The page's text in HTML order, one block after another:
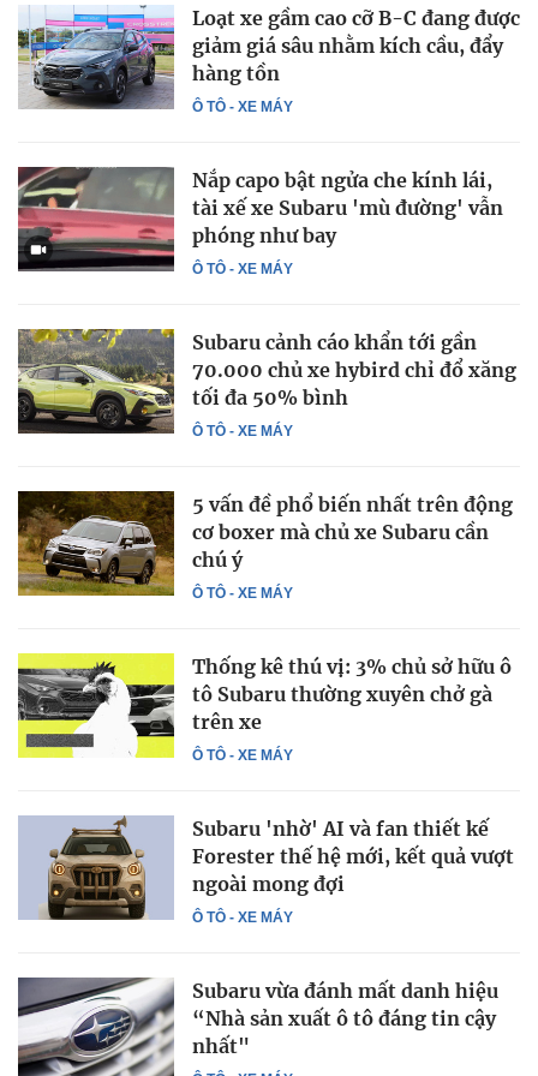
Ô TÔ - XE MÁY
Loạt xe gầm cao cỡ B-C đang được
giảm giá sâu nhằm kích cầu, đẩy
hàng tồn
Ô TÔ - XE MÁY
Nắp capo bật ngửa che kính lái,
tài xế xe Subaru 'mù đường' vẫn
phóng như bay
Ô TÔ - XE MÁY
Subaru cảnh cáo khẩn tới gần
70.000 chủ xe hybird chỉ đổ xăng
tối đa 50% bình
Ô TÔ - XE MÁY
5 vấn đề phổ biến nhất trên động
cơ boxer mà chủ xe Subaru cần
chú ý
Ô TÔ - XE MÁY
Thống kê thú vị: 3% chủ sở hữu ô
tô Subaru thường xuyên chở gà
trên xe
Ô TÔ - XE MÁY
Subaru 'nhờ' AI và fan thiết kế
Forester thế hệ mới, kết quả vượt
ngoài mong đợi
Subaru vừa đánh mất danh hiệu
“Nhà sản xuất ô tô đáng tin cậy
nhất"